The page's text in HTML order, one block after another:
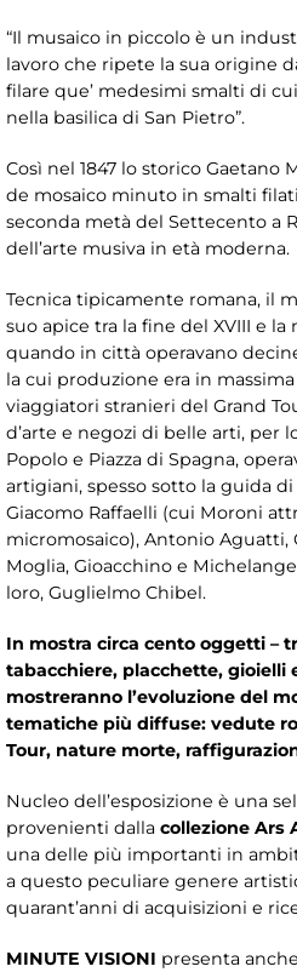
“Il musaico in piccolo è un
lavoro che ripete la sua origine
filare que’ medesimi smalti di
nella basilica di San Pietro”.
Così nel 1847 lo storico Gaetano
de mosaico minuto in smalti
seconda metà del Settecento a
dell’arte musiva in età moderna.
Tecnica tipicamente romana, il
suo apice tra la fine del XVIII e
quando in città operavano
la cui produzione era in
viaggiatori stranieri del Grand
d’arte e negozi di belle arti, per
Popolo e Piazza di Spagna,
artigiani, spesso sotto la guida
Giacomo Raffaelli (cui Moroni
micromosaico), Antonio Aguatti,
Moglia, Gioacchino e
loro, Guglielmo Chibel.
In mostra circa cento oggetti –
tabacchiere, placchette, gioielli
mostreranno l’evoluzione del
tematiche più diffuse: vedute
Tour, nature morte,
Nucleo dell’esposizione è una
provenienti dalla collezione Ars
una delle più importanti in
a questo peculiare genere
quarant’anni di acquisizioni e
MINUTE VISIONI presenta